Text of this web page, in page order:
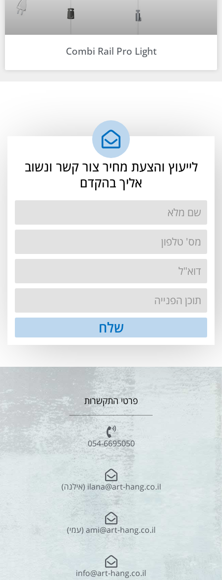
Combi Rail Pro Light
לייעוץ והצעת מחיר צור קשר ונשוב
אליך בהקדם
שלח
פרטי התקשרות
054-6695050
ilana@art-hang.co.iI (אילנה)
ami@art-hang.co.il (עמי)
info@art-hang.co.il